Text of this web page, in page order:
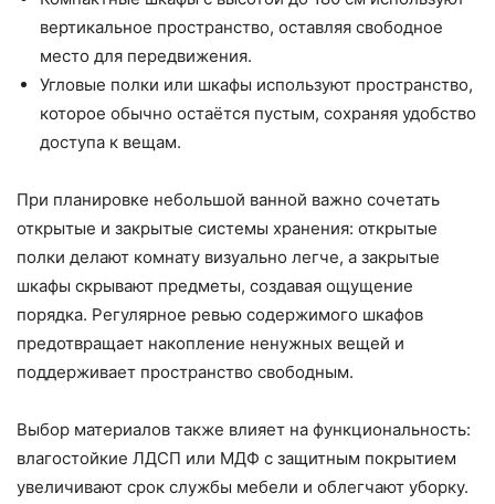
вертикальное пространство, оставляя свободное
место для передвижения.
Угловые полки или шкафы используют пространство,
которое обычно остаётся пустым, сохраняя удобство
доступа к вещам.
При планировке небольшой ванной важно сочетать
открытые и закрытые системы хранения: открытые
полки делают комнату визуально легче, а закрытые
шкафы скрывают предметы, создавая ощущение
порядка. Регулярное ревью содержимого шкафов
предотвращает накопление ненужных вещей и
поддерживает пространство свободным.
Выбор материалов также влияет на функциональность:
влагостойкие ЛДСП или МДФ с защитным покрытием
увеличивают срок службы мебели и облегчают уборку.